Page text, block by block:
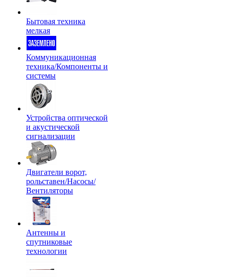
Бытовая техника
мелкая
Коммуникационная
техника/Компоненты и
системы
Устройства оптической
и акустической
сигнализации
Двигатели ворот,
рольставен/Насосы/
Вентиляторы
Антенны и
спутниковые
технологии